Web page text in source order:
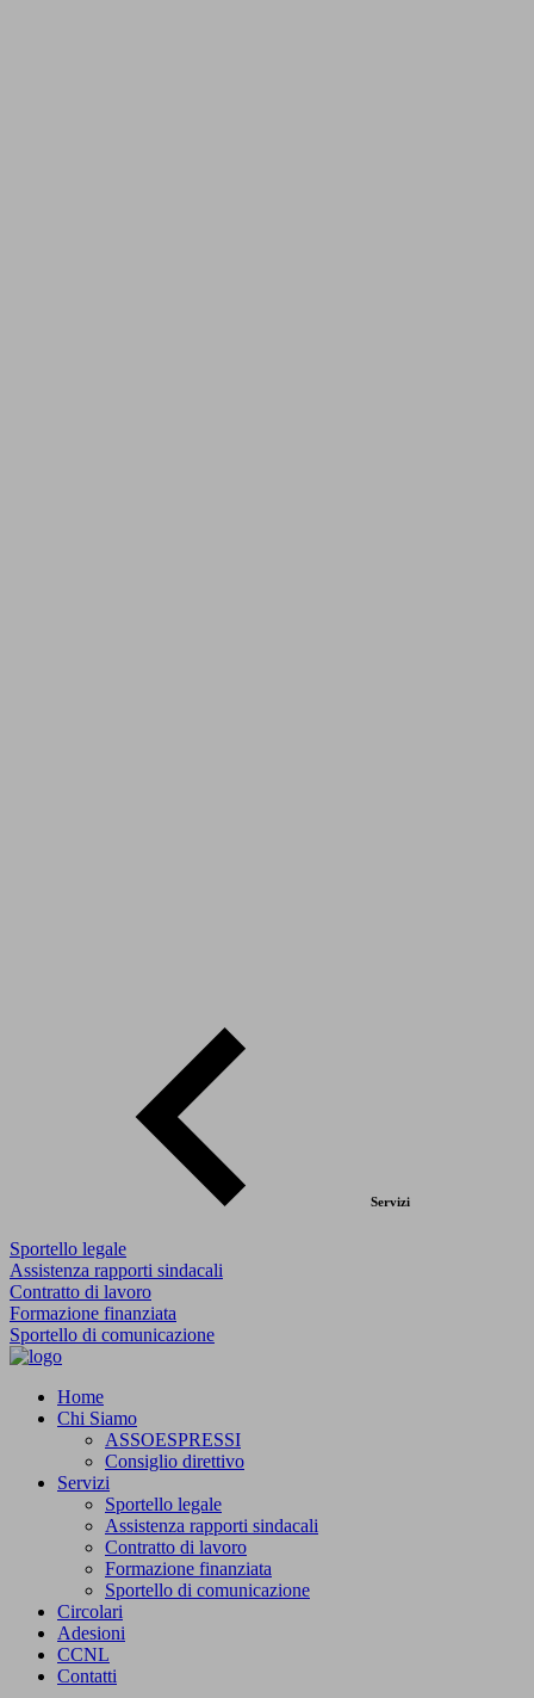
Servizi
Sportello legale
Assistenza rapporti sindacali
Contratto di lavoro
Formazione finanziata
Sportello di comunicazione
Home
Chi Siamo
ASSOESPRESSI
Consiglio direttivo
Servizi
Sportello legale
Assistenza rapporti sindacali
Contratto di lavoro
Formazione finanziata
Sportello di comunicazione
Circolari
Adesioni
CCNL
Contatti